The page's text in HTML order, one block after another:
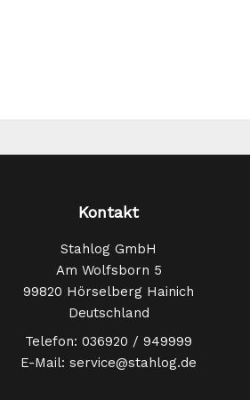
Kontakt
Stahlog GmbH
Am Wolfsborn 5
99820 Hörselberg Hainich
Deutschland
Telefon: 036920 / 949999
E-Mail: service@stahlog.de